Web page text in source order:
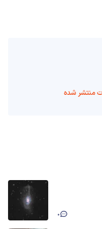
منتشر شده
0